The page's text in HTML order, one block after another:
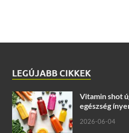
LEGÚJABB CIKKEK
Vitamin shot
egészség
2026-06-04